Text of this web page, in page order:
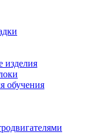
изделия
обучения